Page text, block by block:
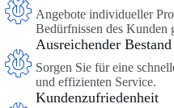
Angebote individueller
Bedürfnissen des Kunden
Ausreichender Bestand
Sorgen Sie für eine
und effizienten Service.
Kundenzufriedenheit